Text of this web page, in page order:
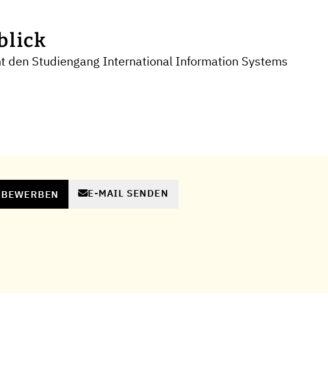
den Studiengang International Information Systems
E-MAIL SENDEN